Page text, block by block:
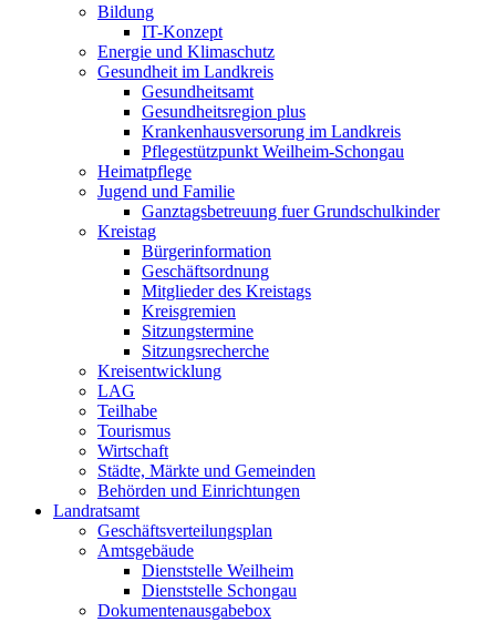
Bildung
IT-Konzept
Energie und Klimaschutz
Gesundheit im Landkreis
Gesundheitsamt
Gesundheitsregion plus
Krankenhausversorung im Landkreis
Pflegestützpunkt Weilheim-Schongau
Heimatpflege
Jugend und Familie
Ganztagsbetreuung fuer Grundschulkinder
Kreistag
Bürgerinformation
Geschäftsordnung
Mitglieder des Kreistags
Kreisgremien
Sitzungstermine
Sitzungsrecherche
Kreisentwicklung
LAG
Teilhabe
Tourismus
Wirtschaft
Städte, Märkte und Gemeinden
Behörden und Einrichtungen
Landratsamt
Geschäftsverteilungsplan
Amtsgebäude
Dienststelle Weilheim
Dienststelle Schongau
Dokumentenausgabebox